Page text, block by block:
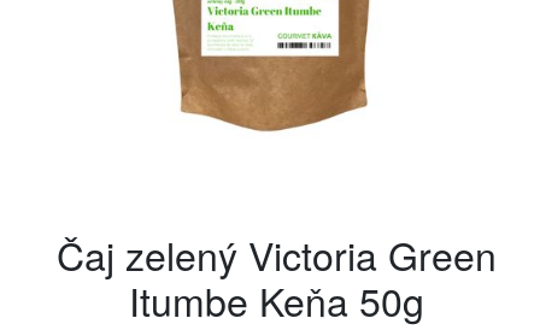
Čaj zelený Victoria Green
Itumbe Keňa 50g